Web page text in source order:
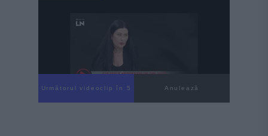
Următorul videoclip în 3 Anulează